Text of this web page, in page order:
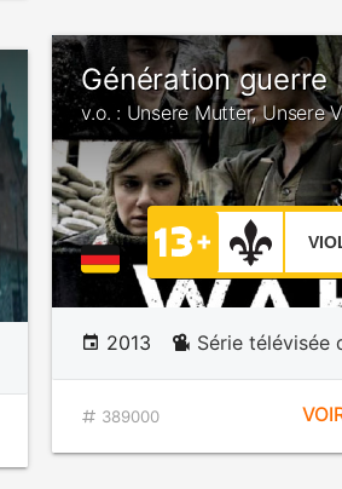
Génération guerre
v.o. : Unsere Mutter, Unsere
2013 Série télévisée
389000